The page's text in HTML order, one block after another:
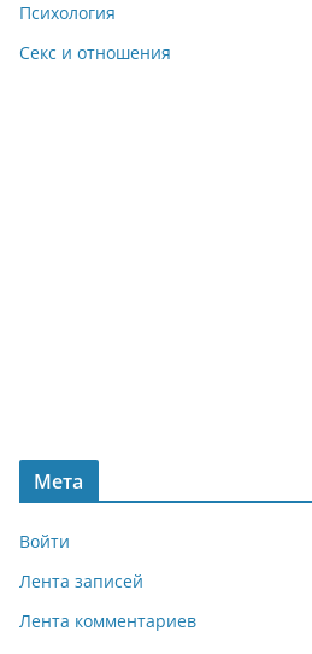
Психология
Секс и отношения
Мета
Войти
Лента записей
Лента комментариев